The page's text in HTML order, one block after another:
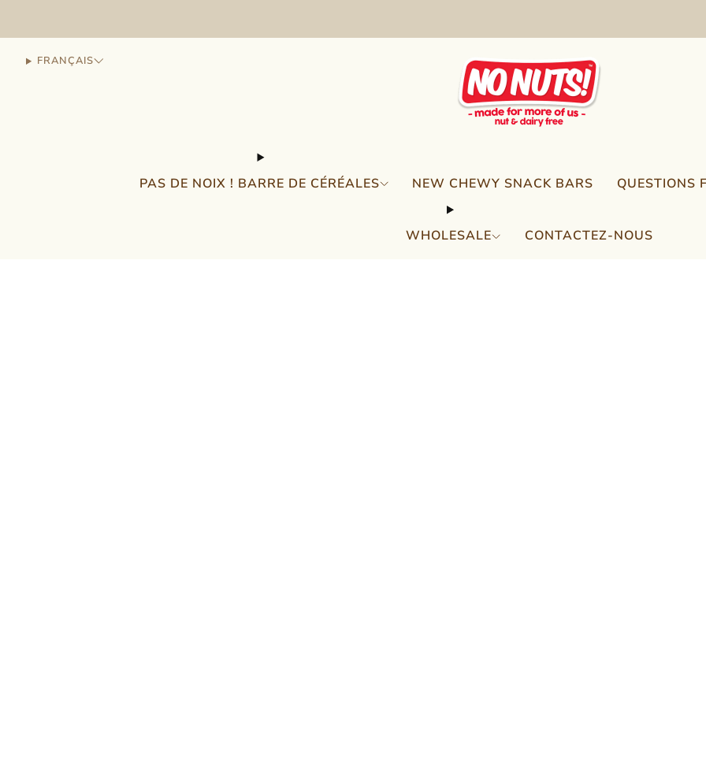
PAS DE NOIX ! BARRE DE CÉRÉALES NEW CHEWY SNACK BARS QUESTIONS
WHOLESALE CONTACTEZ-NOUS
FRANÇAIS